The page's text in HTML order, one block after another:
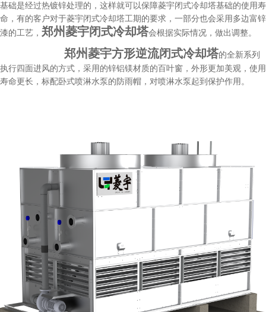
基础是经过热镀锌处理的，这样就可以保障菱宇闭式冷却塔基础的使用寿
命，有的客户对于菱宇闭式冷却塔工期的要求，一部分也会采用多边富锌
漆的工艺， 郑州菱宇闭式冷却塔会根据实际情况，做出调整。
郑州菱宇方形逆流闭式冷却塔的全新系列
执行四面进风的方式，采用的锌铝镁材质的百叶窗，外形更加美观，使用
寿命更长，标配卧式喷淋水泵的防雨帽，对喷淋水泵起到保护作用。